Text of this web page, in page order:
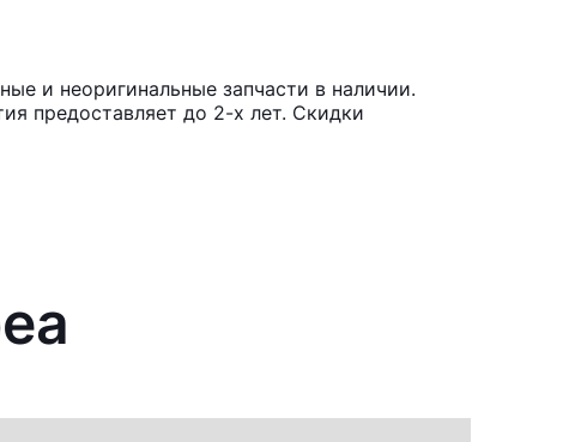
и неоригинальные запчасти в наличии.
предоставляет до 2-х лет. Скидки